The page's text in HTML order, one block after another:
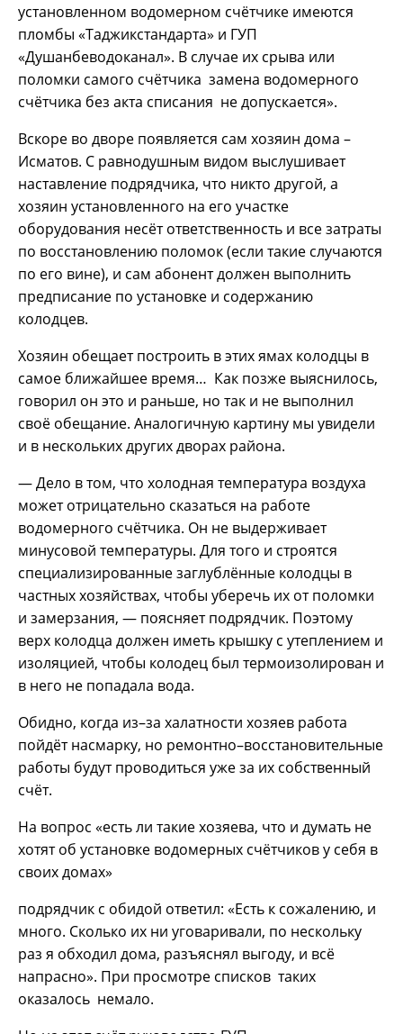
установленном водомерном счётчике имеются
пломбы «Таджикстандарта» и ГУП
«Душанбеводоканал». В случае их срыва или
поломки самого счётчика замена водомерного
счётчика без акта списания не допускается».
Вскоре во дворе появляется сам хозяин дома –
Исматов. С равнодушным видом выслушивает
наставление подрядчика, что никто другой, а
хозяин установленного на его участке
оборудования несёт ответственность и все затраты
по восстановлению поломок (если такие случаются
по его вине), и сам абонент должен выполнить
предписание по установке и содержанию
колодцев.
Хозяин обещает построить в этих ямах колодцы в
самое ближайшее время… Как позже выяснилось,
говорил он это и раньше, но так и не выполнил
своё обещание. Аналогичную картину мы увидели
и в нескольких других дворах района.
— Дело в том, что холодная температура воздуха
может отрицательно сказаться на работе
водомерного счётчика. Он не выдерживает
минусовой температуры. Для того и строятся
специализированные заглублённые колодцы в
частных хозяйствах, чтобы уберечь их от поломки
и замерзания, — поясняет подрядчик. Поэтому
верх колодца должен иметь крышку с утеплением и
изоляцией, чтобы колодец был термоизолирован и
в него не попадала вода.
Обидно, когда из–за халатности хозяев работа
пойдёт насмарку, но ремонтно–восстановительные
работы будут проводиться уже за их собственный
счёт.
На вопрос «есть ли такие хозяева, что и думать не
хотят об установке водомерных счётчиков у себя в
своих домах»
подрядчик с обидой ответил: «Есть к сожалению, и
много. Сколько их ни уговаривали, по нескольку
раз я обходил дома, разъяснял выгоду, и всё
напрасно». При просмотре списков таких
оказалось немало.